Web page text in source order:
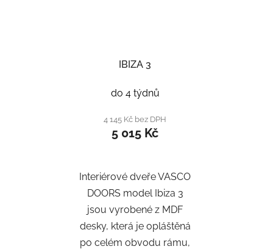
IBIZA 3
do 4 týdnů
4 145 Kč bez DPH
5 015 Kč
Interiérové dveře VASCO
DOORS model Ibiza 3
jsou vyrobené z MDF
desky, která je opláštěná
po celém obvodu rámu,